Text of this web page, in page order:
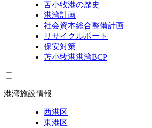
苫小牧港の歴史
港湾計画
社会資本総合整備計画
リサイクルポート
保安対策
苫小牧港港湾BCP
港湾施設情報
西港区
東港区